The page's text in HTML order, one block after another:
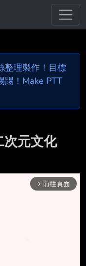
整理製作！目標
踢！Make PTT
次元文化
arrow_forward_ios 前往頁面